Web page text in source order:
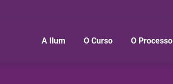
A Ilum O Curso O